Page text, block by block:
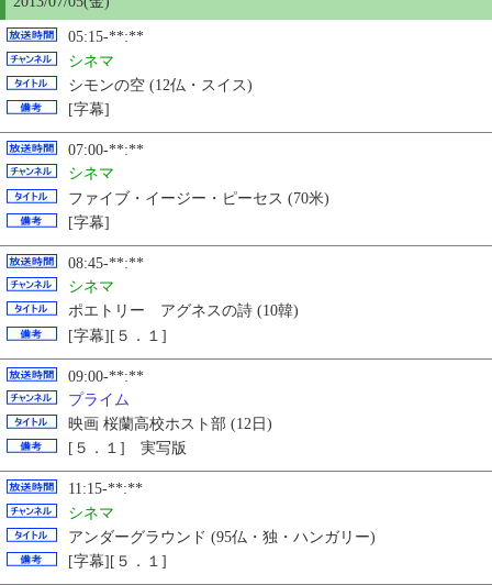
05:15-**:**
シネマ
シモンの空 (12仏・スイス)
[字幕]
07:00-**:**
シネマ
ファイブ・イージー・ピーセス (70米)
[字幕]
08:45-**:**
シネマ
ポエトリー アグネスの詩 (10韓)
[字幕][５．１]
09:00-**:**
プライム
映画 桜蘭高校ホスト部 (12日)
[５．１] 実写版
11:15-**:**
シネマ
アンダーグラウンド (95仏・独・ハンガリー)
[字幕][５．１]